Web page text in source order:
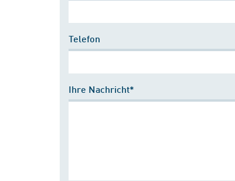
Telefon
Ihre Nachricht*